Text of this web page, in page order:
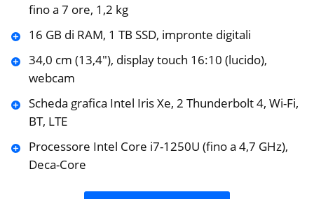
fino a 7 ore, 1,2 kg
16 GB di RAM, 1 TB SSD, impronte digitali
34,0 cm (13,4″), display touch 16:10 (lucido),
webcam
Scheda grafica Intel Iris Xe, 2 Thunderbolt 4, Wi-Fi,
BT, LTE
Processore Intel Core i7-1250U (fino a 4,7 GHz),
Deca-Core